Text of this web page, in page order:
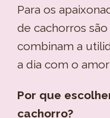
Para os
de cachorros
combinam a
a dia com o
Por que
cachorro?